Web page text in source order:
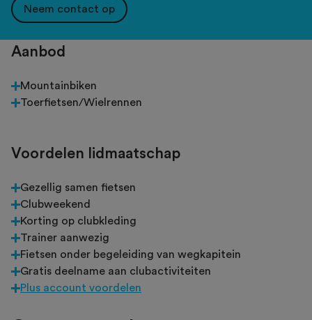
Neem contact op
Aanbod
Mountainbiken
Toerfietsen/Wielrennen
Voordelen lidmaatschap
Gezellig samen fietsen
Clubweekend
Korting op clubkleding
Trainer aanwezig
Fietsen onder begeleiding van wegkapitein
Gratis deelname aan clubactiviteiten
Plus account voordelen